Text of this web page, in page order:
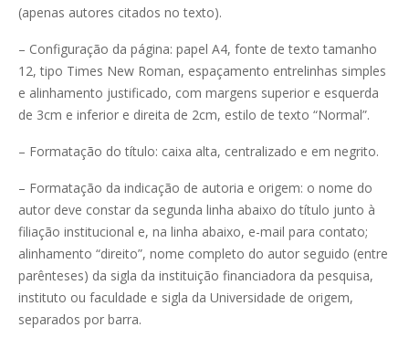
(apenas autores citados no texto).
– Configuração da página: papel A4, fonte de texto tamanho
12, tipo Times New Roman, espaçamento entrelinhas simples
e alinhamento justificado, com margens superior e esquerda
de 3cm e inferior e direita de 2cm, estilo de texto “Normal”.
– Formatação do título: caixa alta, centralizado e em negrito.
– Formatação da indicação de autoria e origem: o nome do
autor deve constar da segunda linha abaixo do título junto à
filiação institucional e, na linha abaixo, e-mail para contato;
alinhamento “direito”, nome completo do autor seguido (entre
parênteses) da sigla da instituição financiadora da pesquisa,
instituto ou faculdade e sigla da Universidade de origem,
separados por barra.